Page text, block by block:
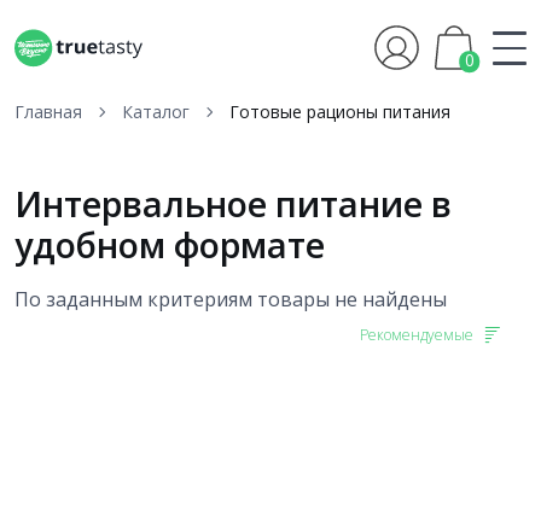
0
Главная Каталог Готовые рационы питания
Интервальное питание в
удобном формате
По заданным критериям товары не найдены
Рекомендуемые